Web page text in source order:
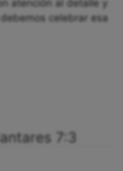
atención al detalle y
celebrar esa
7:3